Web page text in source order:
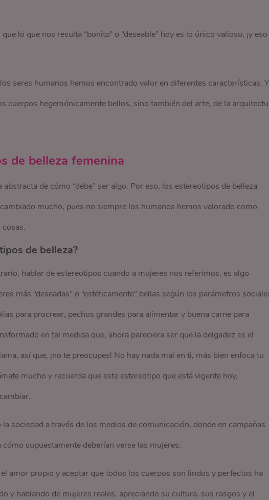
lo que nos resulta “bonito” o “deseable” hoy es lo único valioso, ¡y eso
seres humanos hemos encontrado valor en diferentes características. Y
cuerpos hegemónicamente bellos, sino también del arte, de la
de belleza femenina
de cómo “debe” ser algo. Por eso, los estereotipos de belleza
mucho, pues no siempre los humanos hemos valorado como
cosas.
de belleza?
hablar de estereotipos cuando a mujeres nos referimos, es algo
más “deseadas” o “estéticamente” bellas según los parámetros
para procrear, pechos grandes para alimentar y buena carne para
en tal medida que, ahora pareciera ser que la delgadez es el
así que, ¡no te preocupes! No hay nada mal en ti, más bien enfoca tu
mucho y recuerda que este estereotipo que está vigente hoy,
sociedad a través de los medios de comunicación, donde en campañas
supuestamente deberían verse las mujeres.
amor propio y aceptar que todos los cuerpos son lindos y perfectos ha
y hablando de mujeres reales, apreciando su cultura, sus rasgos y el